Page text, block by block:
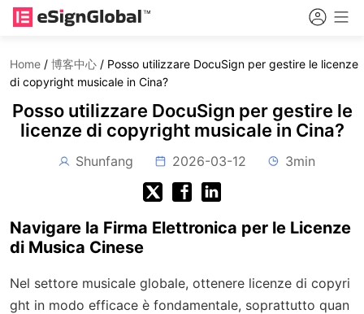
Home / 博客中心 / Posso utilizzare DocuSign per gestire le licenze
di copyright musicale in Cina?
Posso utilizzare DocuSign per gestire le
licenze di copyright musicale in Cina?
Shunfang 2026-03-12 3min
Navigare la Firma Elettronica per le Licenze
di Musica Cinese
Nel settore musicale globale, ottenere licenze di copyri
ght in modo efficace è fondamentale, soprattutto quan